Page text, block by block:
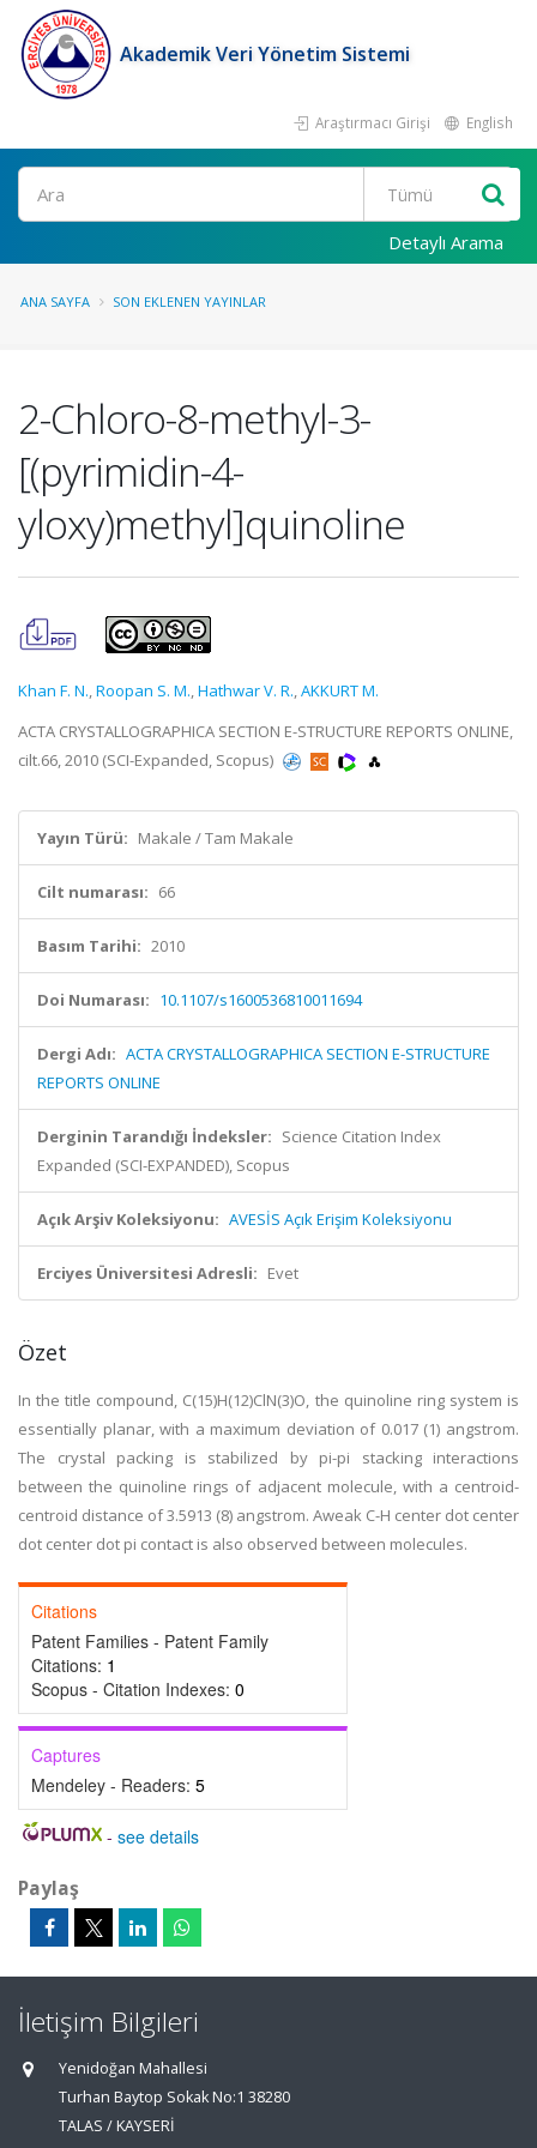
Akademik Veri Yönetim Sistemi
Araştırmacı Girişi English
Ara
Detaylı Arama
ANA SAYFA SON EKLENEN YAYINLAR
2-Chloro-8-methyl-3-
[(pyrimidin-4-
yloxy)methyl]quinoline
Khan F. N.,Roopan S. M.,Hathwar V. R.,AKKURT M.
ACTA CRYSTALLOGRAPHICA SECTION E-STRUCTURE REPORTS ONLINE,
cilt.66, 2010 (SCI-Expanded, Scopus)
Yayın Türü: Makale / Tam Makale
Cilt numarası: 66
Basım Tarihi: 2010
Doi Numarası: 10.1107/s1600536810011694
Dergi Adı: ACTA CRYSTALLOGRAPHICA SECTION E-STRUCTURE
REPORTS ONLINE
Derginin Tarandığı İndeksler: Science Citation Index
Expanded (SCI-EXPANDED), Scopus
Açık Arşiv Koleksiyonu: AVESİS Açık Erişim Koleksiyonu
Erciyes Üniversitesi Adresli: Evet
Özet
In the title compound, C(15)H(12)ClN(3)O, the quinoline ring system is
essentially planar, with a maximum deviation of 0.017 (1) angstrom.
The crystal packing is stabilized by pi-pi stacking interactions
between the quinoline rings of adjacent molecule, with a centroid-
centroid distance of 3.5913 (8) angstrom. Aweak C-H center dot center
dot center dot pi contact is also observed between molecules.
Citations
Patent Families - Patent Family
Citations: 1
Scopus - Citation Indexes: 0
Captures
Mendeley - Readers: 5
- see details
Paylaş
İletişim Bilgileri
Yenidoğan Mahallesi
Turhan Baytop Sokak No:1 38280
TALAS / KAYSERİ